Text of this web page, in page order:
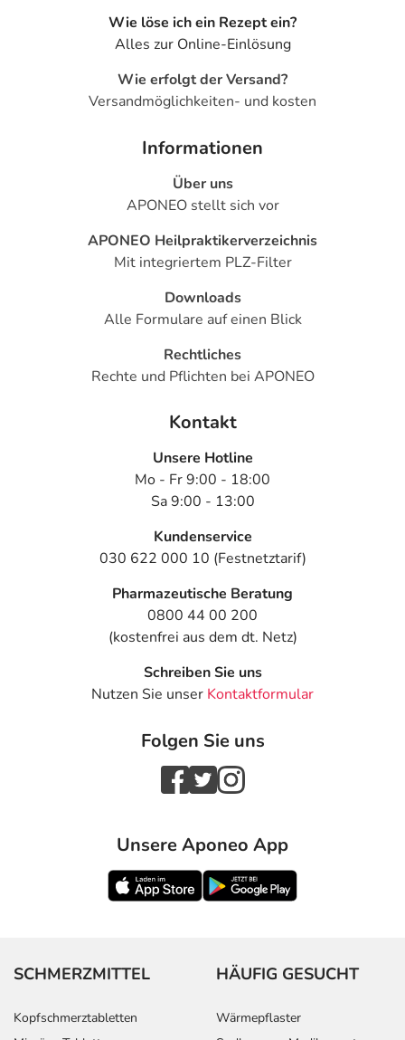
Wie löse ich ein Rezept ein?
Alles zur Online-Einlösung
Wie erfolgt der Versand?
Versandmöglichkeiten- und kosten
Informationen
Über uns
APONEO stellt sich vor
APONEO Heilpraktikerverzeichnis
Mit integriertem PLZ-Filter
Downloads
Alle Formulare auf einen Blick
Rechtliches
Rechte und Pflichten bei APONEO
Kontakt
Unsere Hotline
Mo - Fr 9:00 - 18:00
Sa 9:00 - 13:00
Kundenservice
030 622 000 10 (Festnetztarif)
Pharmazeutische Beratung
0800 44 00 200
(kostenfrei aus dem dt. Netz)
Schreiben Sie uns
Nutzen Sie unser Kontaktformular
Folgen Sie uns
Unsere Aponeo App
SCHMERZMITTEL
Kopfschmerztabletten
HÄUFIG GESUCHT
Wärmepflaster